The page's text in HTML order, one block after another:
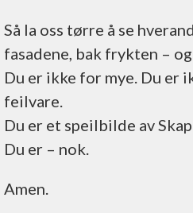
Så la oss tørre å se
fasadene, bak frykten –
Du er ikke for mye. Du er
feilvare.
Du er et speilbilde av
Du er – nok.
Amen.